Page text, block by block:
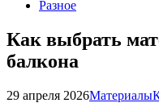
Разное
Как выбрать
балкона
29 апреля 2026Материалы